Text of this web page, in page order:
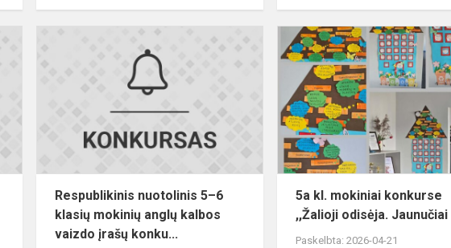
komedijos“
Respublikinis
nuotolinis
klasių
mokinių
anglų
kalbos
Respublikinis nuotolinis 5–6
klasių mokinių anglų kalbos
vaizdo įrašų konku...
5a kl. mokiniai konkurse
,,Žalioji odisėja. Jaunučiai
Paskelbta: 2026-04-21